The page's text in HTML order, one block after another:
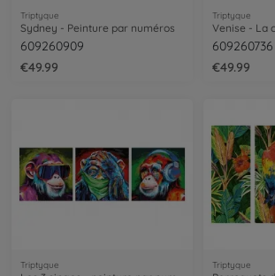
Triptyque
Sydney - Peinture par numéros
609260909
€49.99
Triptyque
609260736
€49.99
Triptyque Triptyque